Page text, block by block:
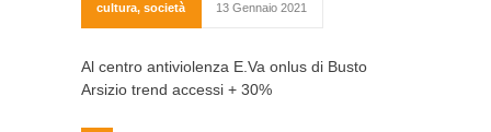
cultura, società 13 Gennaio 2021
Al centro antiviolenza E.Va onlus di Busto
Arsizio trend accessi + 30%